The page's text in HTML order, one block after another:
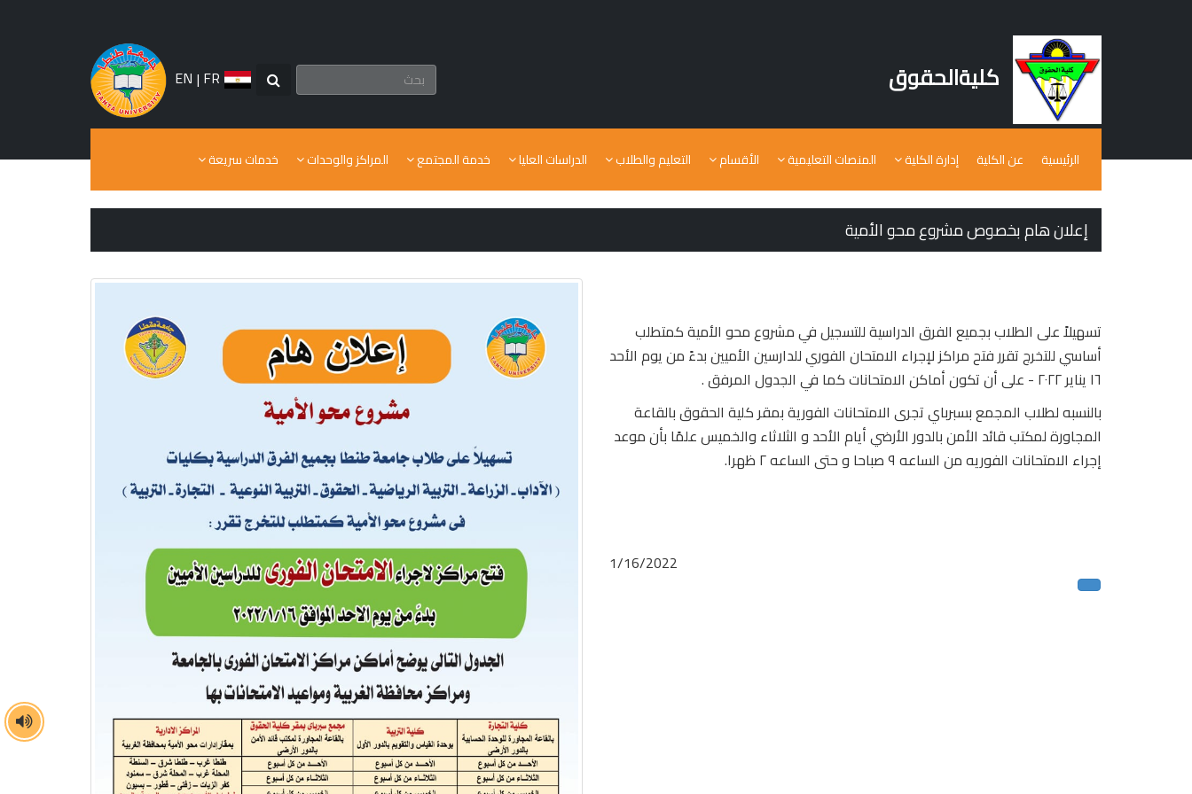
كليةالحقوق EN | FR
الرئيسية عن الكلية إدارة الكلية المنصات التعليمية الأقسام التعليم والطلاب الدراسات العليا خدمة المجتمع المراكز والوحدات خدمات سريعة
إعلان هام بخصوص مشروع محو الأمية
تسهيلاً على الطلاب بجميع الفرق الدراسية للتسجيل في مشروع محو الأمية كمتطلب
أساسي للتخرج تقرر فتح مراكز لإجراء الامتحان الفوري للدارسين الأميين بدءً من يوم الأحد
١٦ يناير ٢٠٢٢ - على أن تكون أماكن الامتحانات كما في الجدول المرفق
.
بالنسبه لطلاب المجمع بسبرباي تجرى الامتحانات الفورية بمقر كلية الحقوق بالقاعة
المجاورة لمكتب قائد الأمن بالدور الأرضي أيام الأحد و الثلاثاء والخميس علمًا بأن موعد
إجراء الامتحانات الفوريه من الساعه ٩ صباحا و حتى الساعه ٢ ظهرا.
1/16/2022